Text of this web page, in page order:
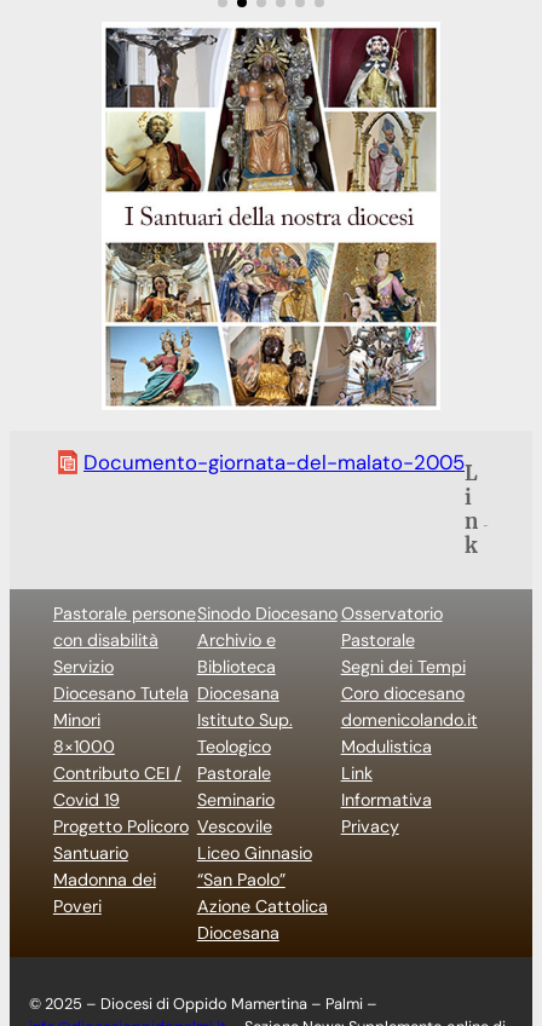
Documento-giornata-del-malato-2005L
i
n
k
Pastorale persone
con disabilità
Servizio
Diocesano Tutela
Minori
8×1000
Contributo CEI /
Covid 19
Progetto Policoro
Santuario
Madonna dei
Poveri
Sinodo Diocesano
Archivio e
Biblioteca
Diocesana
Istituto Sup.
Teologico
Pastorale
Seminario
Vescovile
Liceo Ginnasio
“San Paolo”
Azione Cattolica
Diocesana
Osservatorio
Pastorale
Segni dei Tempi
Coro diocesano
domenicolando.it
Modulistica
Link
Informativa
Privacy
© 2025 – Diocesi di Oppido Mamertina – Palmi –